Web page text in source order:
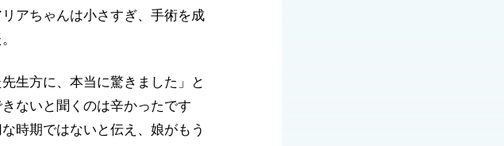
アちゃんは小さすぎ、手術を成
生方に、本当に驚きました」と
ないと聞くのは辛かったです
時期ではないと伝え、娘がもう